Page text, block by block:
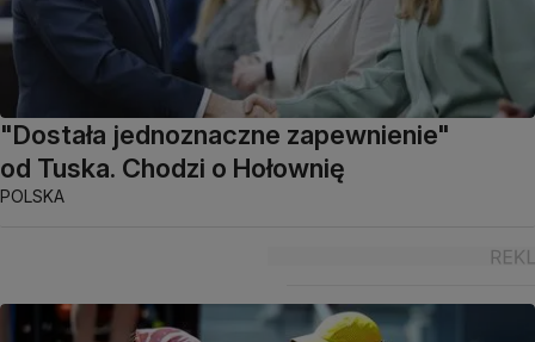
"Dostała jednoznaczne zapewnienie"
od Tuska. Chodzi o Hołownię
POLSKA